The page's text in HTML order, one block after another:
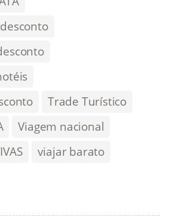
Trade Turístico
Viagem nacional
viajar barato